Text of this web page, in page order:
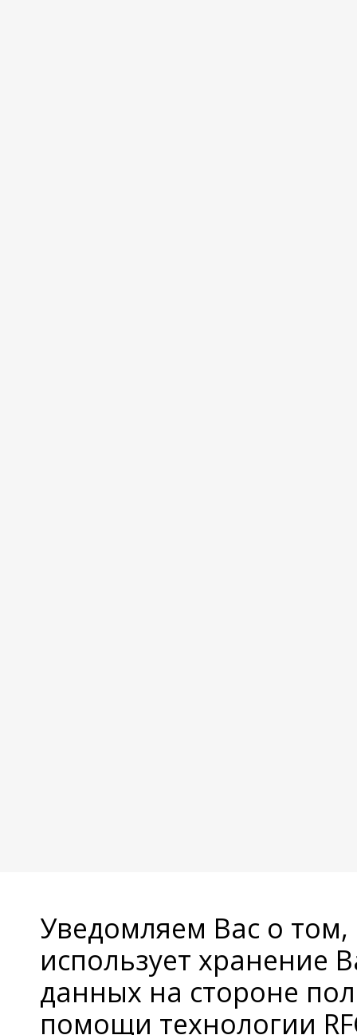
Уведомляем Вас о
использует хранение
данных на стороне
помощи технологии